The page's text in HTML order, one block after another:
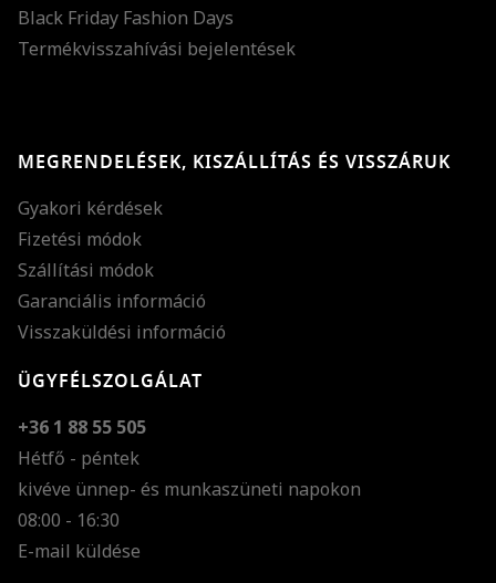
Black Friday Fashion Days
Termékvisszahívási bejelentések
MEGRENDELÉSEK, KISZÁLLÍTÁS ÉS VISSZÁRUK
Gyakori kérdések
Fizetési módok
Szállítási módok
Garanciális információ
Visszaküldési információ
ÜGYFÉLSZOLGÁLAT
+36 1 88 55 505
Hétfő - péntek
kivéve ünnep- és munkaszüneti napokon
08:00 - 16:30
E-mail küldése